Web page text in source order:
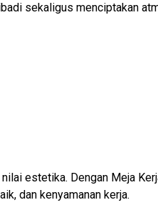
sekaligus menciptakan
estetika. Dengan Meja
dan kenyamanan kerja.